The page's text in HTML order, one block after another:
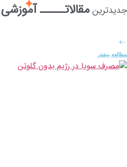
جدیدترین مقالاتـــــ آموزشی
مطالعه بیشتر